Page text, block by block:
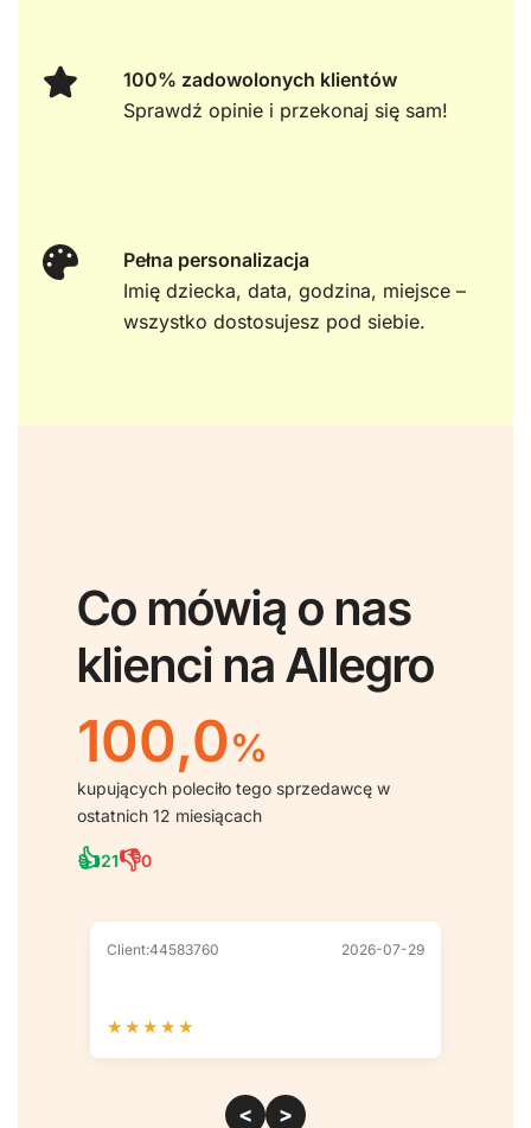
100% zadowolonych klientów
Sprawdź opinie i przekonaj się sam!
Pełna personalizacja
Imię dziecka, data, godzina, miejsce –
wszystko dostosujesz pod siebie.
Co mówią o nas
klienci na Allegro
100,0%
kupujących poleciło tego sprzedawcę w
ostatnich 12 miesiącach
👍21👎0
Client:44583760 2026-07-29
★ ★ ★ ★ ★
< >